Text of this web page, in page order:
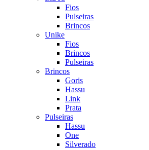
Fios
Pulseiras
Brincos
Unike
Fios
Brincos
Pulseiras
Brincos
Goris
Hassu
Link
Prata
Pulseiras
Hassu
One
Silverado